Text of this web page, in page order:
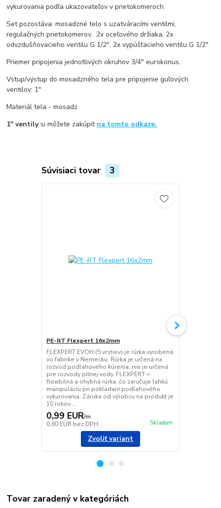
vykurovania podľa ukazovateľov v prietokomeroch.
Set pozostáva: mosadzné telo s uzatváracími ventilmi,
regulačných prietokomerov, 2x oceľového držiaka, 2x
odvzdušňovacieho ventilu G 1/2", 2x vypúšťacieho ventilu G 1/2".
Priemer pripojenia jednotlivých okruhov 3/4" eurokonus.
Vstup/výstup do mosadzného tela pre pripojenie guľových
ventilov: 1"
Materiál tela - mosadz
1" ventilysi môžete zakúpiť na tomto odkaze.
Súvisiaci tovar 3
PE-RT Flexpert 16x2mm
FLEXPERT EVOH (5 vrstiev) je rúrka vyrobená
vo fabrike v Nemecku. Rúrka je určená na
rozvod podlahového kúrenia, nie je určená
pre rozvody pitnej vody. FLEXPERT =
flexibilná a ohybná rúrka, čo zaručuje ľahkú
manipuláciu pri pokladaní podlahového
vykurovania. Záruka od výrobcu na produkt je
10 rokov....
0,99 EUR/m
0,80 EUR bez DPH Skladom
Zvoliť variant
Tovar zaradený v kategóriách